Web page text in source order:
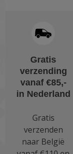
Gratis
verzending
vanaf €85,-
in Nederland
Gratis
verzenden
naar België